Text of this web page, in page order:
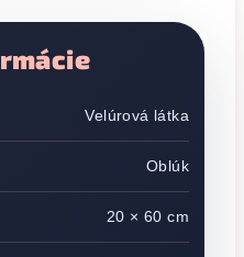
Velúrová látka
Oblúk
20 × 60 cm